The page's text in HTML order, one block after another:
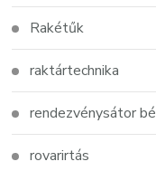
Rakétűk
raktártechnika
rendezvénysátor
rovarirtás